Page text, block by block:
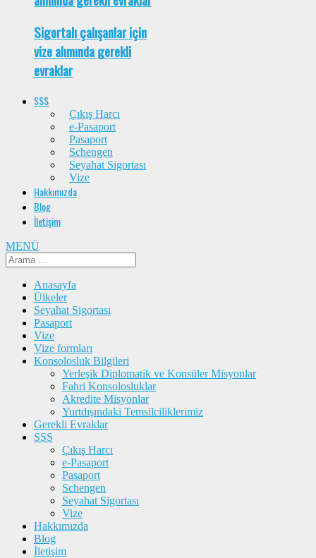
Sigortalı çalışanlar için
vize alımında gerekli
evraklar
SSS
Çıkış Harcı
e-Pasaport
Pasaport
Schengen
Seyahat Sigortası
Vize
Hakkımızda
Blog
İletişim
MENÜ
Anasayfa
Ülkeler
Seyahat Sigortası
Pasaport
Vize
Vize formları
Konsolosluk Bilgileri
Yerleşik Diplomatik ve Konsüler Misyonlar
Fahri Konsolosluklar
Akredite Misyonlar
Yurtdışındaki Temsilciliklerimiz
Gerekli Evraklar
SSS
Çıkış Harcı
e-Pasaport
Pasaport
Schengen
Seyahat Sigortası
Vize
Hakkımızda
Blog
İletişim